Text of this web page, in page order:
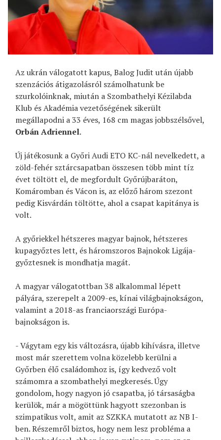
Az ukrán válogatott kapus, Balog Judit után újabb
szenzációs átigazolásról számolhatunk be
szurkolóinknak, miután a Szombathelyi Kézilabda
Klub és Akadémia vezetőségének sikerült
megállapodni a 33 éves, 168 cm magas jobbszélsővel,
Orbán Adriennel.
Új játékosunk a Győri Audi ETO KC-nál nevelkedett, a
zöld-fehér sztárcsapatban összesen több mint tíz
évet töltött el, de megfordult Győrújbaráton,
Komáromban és Vácon is, az előző három szezont
pedig Kisvárdán töltötte, ahol a csapat kapitánya is
volt.
A győriekkel hétszeres magyar bajnok, hétszeres
kupagyőztes lett, és háromszoros Bajnokok Ligája-
győztesnek is mondhatja magát.
A magyar válogatottban 38 alkalommal lépett
pályára, szerepelt a 2009-es, kínai világbajnokságon,
valamint a 2018-as franciaországi Európa-
bajnokságon is.
- Vágytam egy kis változásra, újabb kihívásra, illetve
most már szerettem volna közelebb kerülni a
Győrben élő családomhoz is, így kedvező volt
számomra a szombathelyi megkeresés. Úgy
gondolom, hogy nagyon jó csapatba, jó társaságba
kerülök, már a mögöttünk hagyott szezonban is
szimpatikus volt, amit az SZKKA mutatott az NB I-
ben. Részemről biztos, hogy nem lesz probléma a